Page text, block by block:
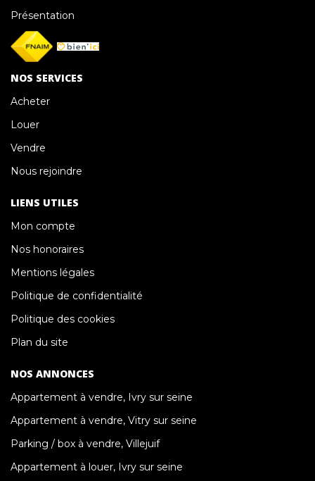
Présentation
NOS SERVICES
Acheter
Louer
Vendre
Nous rejoindre
LIENS UTILES
Mon compte
Nos honoraires
Mentions légales
Politique de confidentialité
Politique des cookies
Plan du site
NOS ANNONCES
Appartement à vendre, Ivry sur seine
Appartement à vendre, Vitry sur seine
Parking / box à vendre, Villejuif
Appartement à louer, Ivry sur seine